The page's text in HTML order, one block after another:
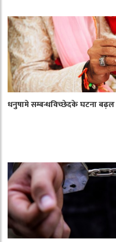
धनुषामे सम्बन्धविच्छेदके घटना बढ़ल